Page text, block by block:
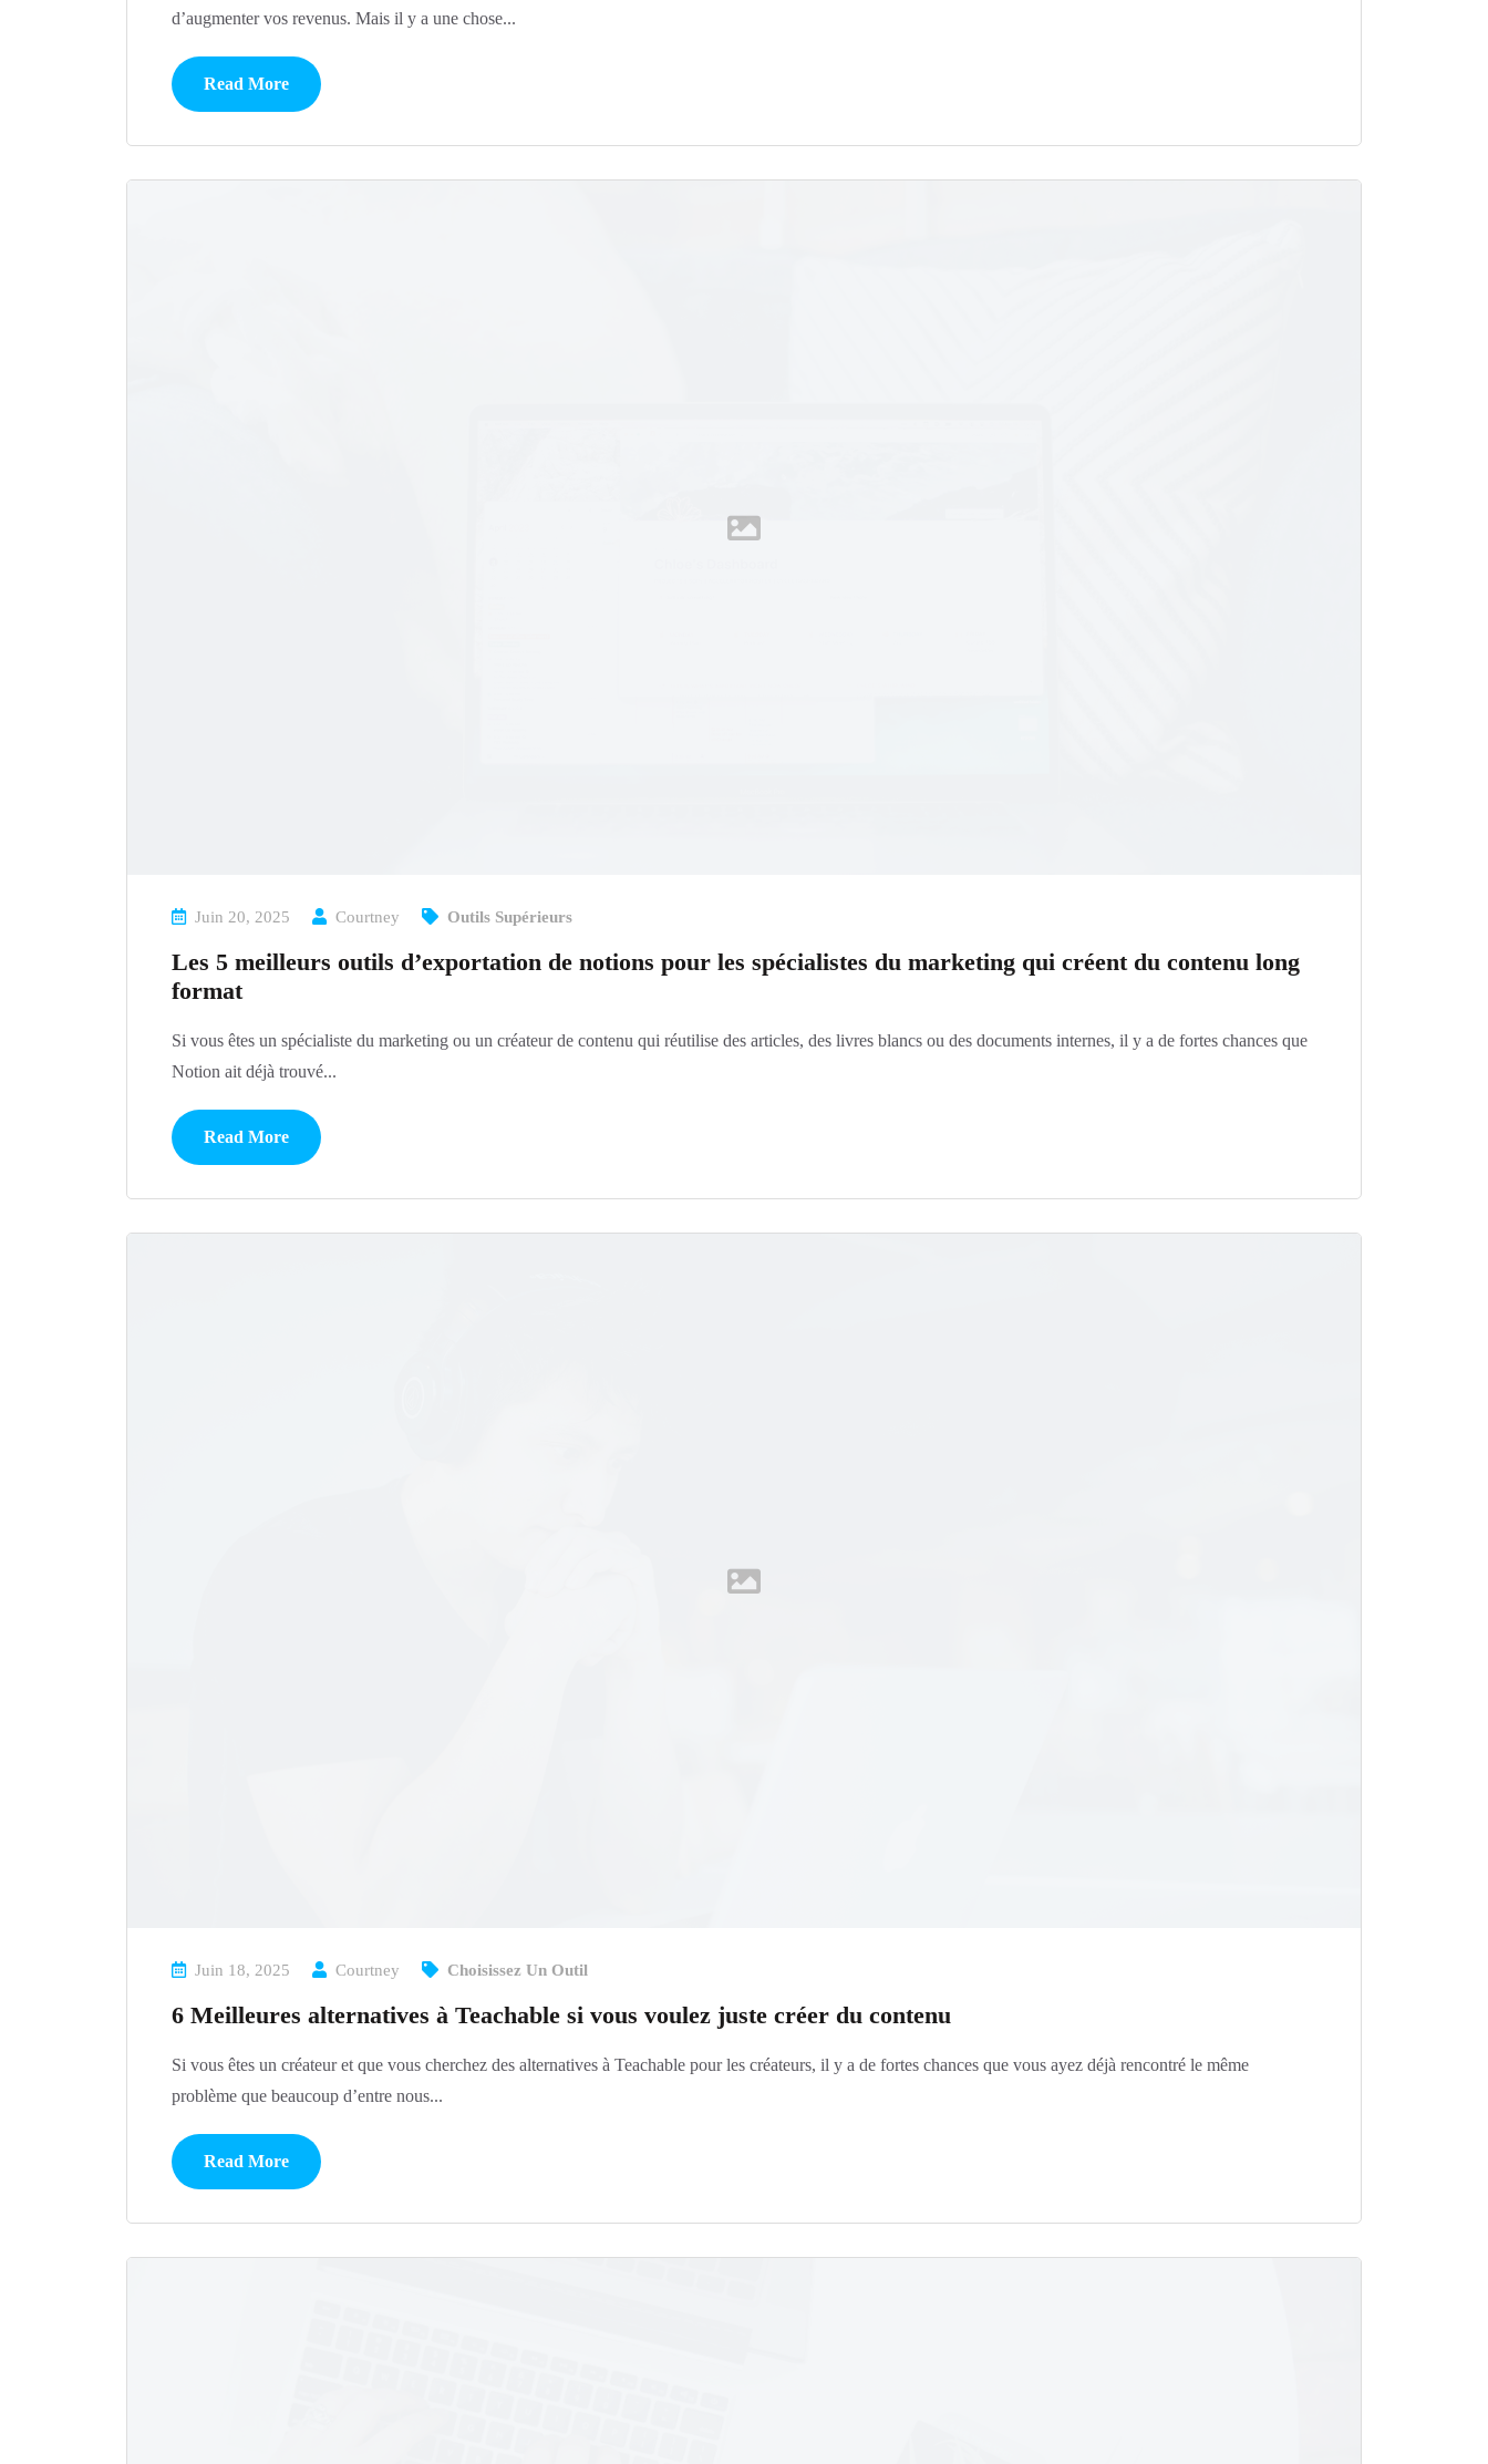
d’augmenter vos revenus. Mais il y a une chose...
Read More
Juin 20, 2025 Courtney Outils Supérieurs
Les 5 meilleurs outils d’exportation de notions pour les spécialistes du marketing qui créent du contenu long
format
Si vous êtes un spécialiste du marketing ou un créateur de contenu qui réutilise des articles, des livres blancs ou des documents internes, il y a de fortes chances que
Notion ait déjà trouvé...
Read More
Juin 18, 2025 Courtney Choisissez Un Outil
6 Meilleures alternatives à Teachable si vous voulez juste créer du contenu
Si vous êtes un créateur et que vous cherchez des alternatives à Teachable pour les créateurs, il y a de fortes chances que vous ayez déjà rencontré le même
problème que beaucoup d’entre nous...
Read More